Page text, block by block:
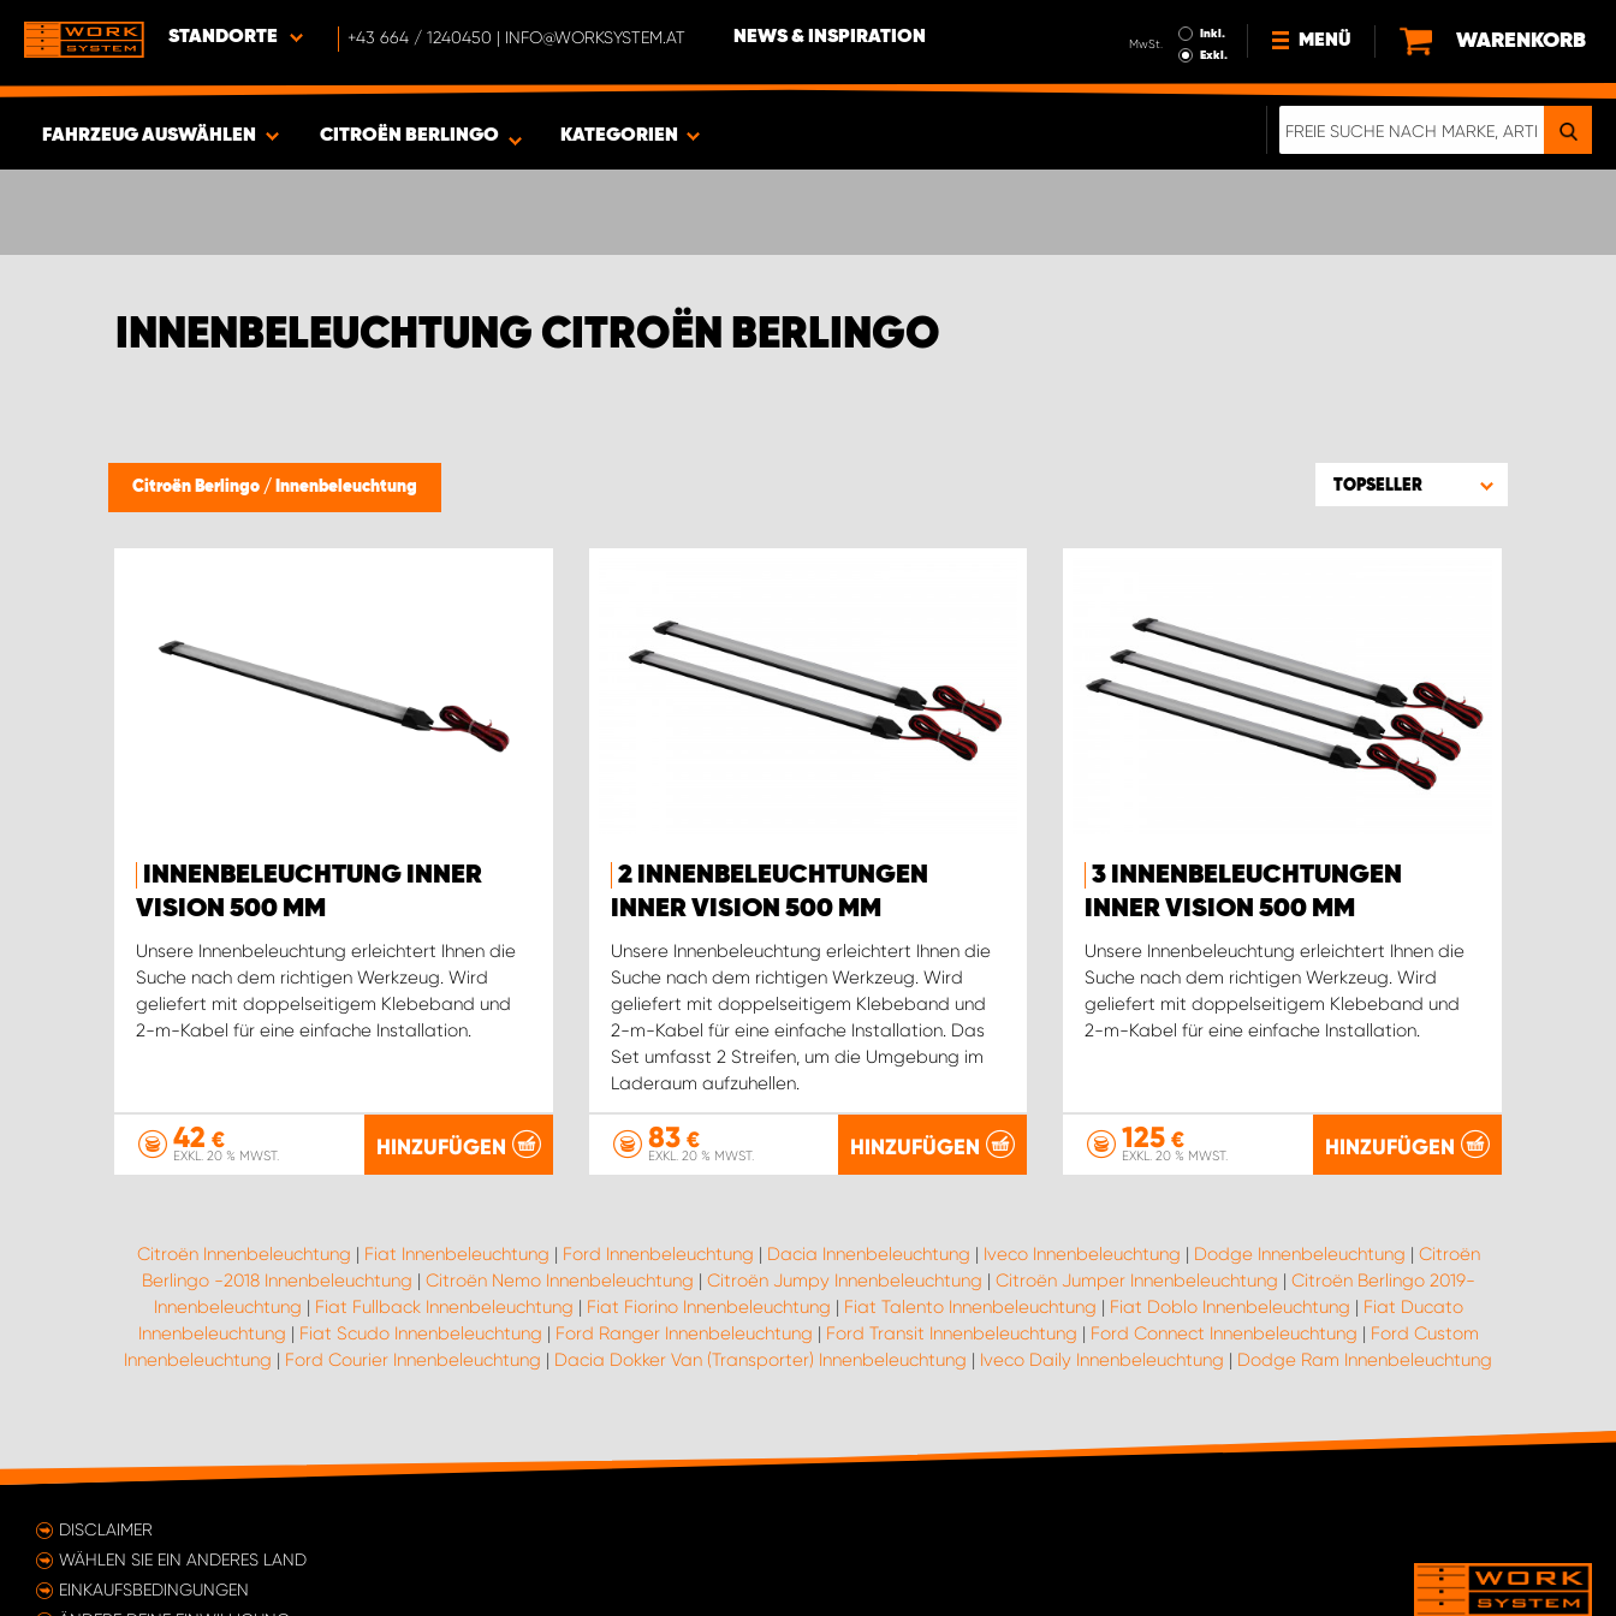
STANDORTE +43 664 / 1240450 | INFO@WORKSYSTEM.AT NEWS & INSPIRATION MwSt.
Inkl.
Exkl.
MENÜ
NEWS
WARENKORB
FAHRZEUG AUSWÄHLEN
ARTIKEL
CITROËN BERLINGO KATEGORIEN
INNENBELEUCHTUNG CITROËN BERLINGO
Citroën Berlingo / Innenbeleuchtung TOPSELLER
INNENBELEUCHTUNG INNER
VISION 500 MM
Unsere Innenbeleuchtung erleichtert Ihnen die
Suche nach dem richtigen Werkzeug. Wird
geliefert mit doppelseitigem Klebeband und
2-m-Kabel für eine einfache Installation.
42 €
EXKL. 20 % MWST. HINZUFÜGEN
2 INNENBELEUCHTUNGEN
INNER VISION 500 MM
Unsere Innenbeleuchtung erleichtert Ihnen die
Suche nach dem richtigen Werkzeug. Wird
geliefert mit doppelseitigem Klebeband und
2-m-Kabel für eine einfache Installation. Das
Set umfasst 2 Streifen, um die Umgebung im
Laderaum aufzuhellen.
83€
EXKL. 20 % MWST. HINZUFÜGEN
3 INNENBELEUCHTUNGEN
INNER VISION 500 MM
Unsere Innenbeleuchtung erleichtert Ihnen die
Suche nach dem richtigen Werkzeug. Wird
geliefert mit doppelseitigem Klebeband und
2-m-Kabel für eine einfache Installation.
125 €
EXKL. 20 % MWST. HINZUFÜGEN
Citroën Innenbeleuchtung | Fiat Innenbeleuchtung | Ford Innenbeleuchtung | Dacia Innenbeleuchtung | Iveco Innenbeleuchtung | Dodge Innenbeleuchtung | Citroën
Berlingo -2018 Innenbeleuchtung | Citroën Nemo Innenbeleuchtung | Citroën Jumpy Innenbeleuchtung | Citroën Jumper Innenbeleuchtung | Citroën Berlingo 2019-
Innenbeleuchtung | Fiat Fullback Innenbeleuchtung | Fiat Fiorino Innenbeleuchtung | Fiat Talento Innenbeleuchtung | Fiat Doblo Innenbeleuchtung | Fiat Ducato
Innenbeleuchtung | Fiat Scudo Innenbeleuchtung | Ford Ranger Innenbeleuchtung | Ford Transit Innenbeleuchtung | Ford Connect Innenbeleuchtung | Ford Custom
Innenbeleuchtung | Ford Courier Innenbeleuchtung | Dacia Dokker Van (Transporter) Innenbeleuchtung | Iveco Daily Innenbeleuchtung | Dodge Ram Innenbeleuchtung
DISCLAIMER
WÄHLEN SIE EIN ANDERES LAND
EINKAUFSBEDINGUNGEN